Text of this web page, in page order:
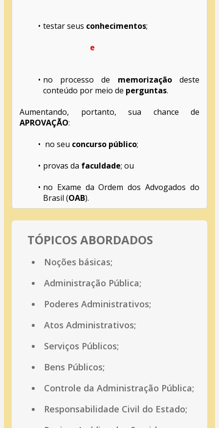
testar seus conhecimentos;
e
no processo de memorização deste
conteúdo por meio de perguntas.
APROVAÇÃO:
no seu concurso público;
provas da faculdade; ou
no Exame da Ordem dos Advogados do
Brasil (OAB).
TÓPICOS ABORDADOS
Noções básicas;
Administração Pública;
Poderes Administrativos;
Atos Administrativos;
Serviços Públicos;
Bens Públicos;
Controle da Administração Pública;
Responsabilidade Civil do Estado;